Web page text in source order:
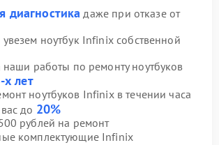
диагностика даже при отказе от
ноутбук Infinix собственной
наши работы по ремонту ноутбуков
лет
ноутбуков Infinix в течении часа
до 20%
рублей на ремонт
комплектующие Infinix